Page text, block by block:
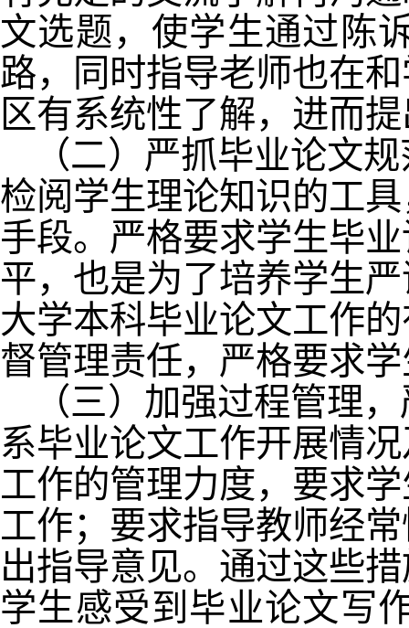
文选题，使学生通过陈
路，同时指导老师也在
区有系统性了解，进而
（二）严抓毕业论文
检阅学生理论知识的工
手段。严格要求学生毕
平，也是为了培养学生
大学本科毕业论文工作
督管理责任，严格要求
（三）加强过程管理
系毕业论文工作开展情
工作的管理力度，要求
工作；要求指导教师经
出指导意见。通过这些
学生感受到毕业论文写